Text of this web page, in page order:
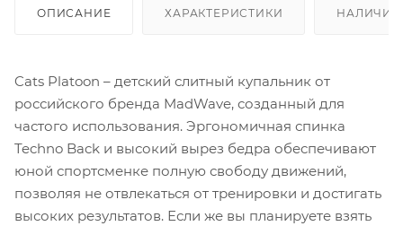
ОПИСАНИЕ ХАРАКТЕРИСТИКИ НАЛИЧИЕ
Cats Platoon – детский слитный купальник от
российского бренда MadWave, созданный для
частого использования. Эргономичная спинка
Techno Back и высокий вырез бедра обеспечивают
юной спортсменке полную свободу движений,
позволяя не отвлекаться от тренировки и достигать
высоких результатов. Если же вы планируете взять